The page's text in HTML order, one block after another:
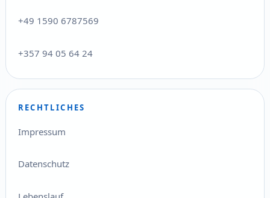
+49 1590 6787569
+357 94 05 64 24
RECHTLICHES
Impressum
Datenschutz